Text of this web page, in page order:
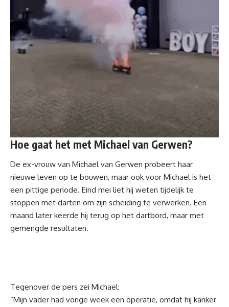
Hoe gaat het met Michael van Gerwen?
De ex-vrouw van Michael van Gerwen probeert haar
nieuwe leven op te bouwen, maar ook voor Michael is het
een pittige periode. Eind mei liet hij weten tijdelijk te
stoppen met darten om zijn scheiding te verwerken. Een
maand later keerde hij terug op het dartbord, maar met
gemengde resultaten.
Tegenover de pers zei Michael:
“Mijn vader had vorige week een operatie, omdat hij kanker